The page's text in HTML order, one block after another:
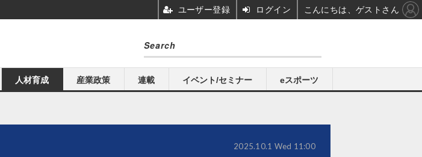
人材育成 産業政策 連載 イベント/セミナー eスポーツ
2025.10.1 Wed 11:00
ユーザー登録 ログイン こんにちは、ゲストさん